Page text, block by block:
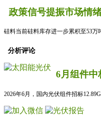
政策信号提振市场情
硅料当前硅料库存进一步累积至53
分析评论
6月组件中
2026年6月，国内光伏组件招标